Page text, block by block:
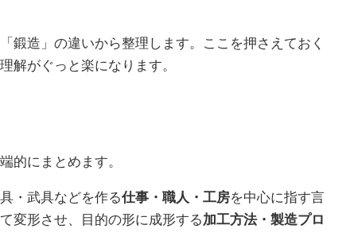
鍛造」の違いから整理します。ここを押さえておく
解がぐっと楽になります。
的にまとめます。
・武具などを作る仕事・職人・工房を中心に指す言
変形させ、目的の形に成形する加工方法・製造プロ